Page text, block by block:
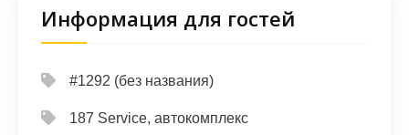
Информация для гостей
#1292 (без названия)
187 Service, автокомплекс